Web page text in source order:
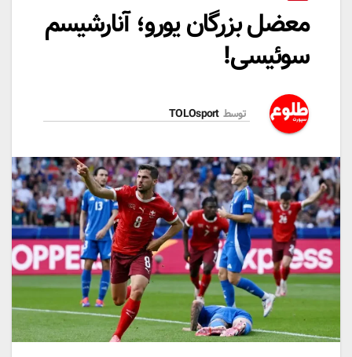
معضل بزرگان یورو؛ آنارشیسم
سوئیسی!
توسط TOLOsport